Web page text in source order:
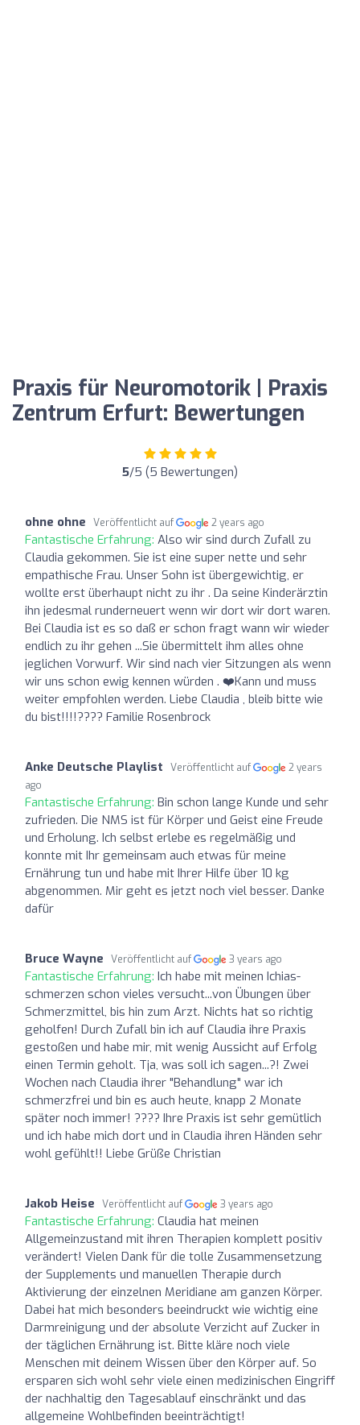
Praxis für Neuromotorik | Praxis
Zentrum Erfurt: Bewertungen
5/5 (5 Bewertungen)
ohne ohne Veröffentlicht auf 2 years ago
Fantastische Erfahrung: Also wir sind durch Zufall zu
Claudia gekommen. Sie ist eine super nette und sehr
empathische Frau. Unser Sohn ist übergewichtig, er
wollte erst überhaupt nicht zu ihr . Da seine Kinderärztin
ihn jedesmal runderneuert wenn wir dort wir dort waren.
Bei Claudia ist es so daß er schon fragt wann wir wieder
endlich zu ihr gehen ...Sie übermittelt ihm alles ohne
jeglichen Vorwurf. Wir sind nach vier Sitzungen als wenn
wir uns schon ewig kennen würden . ❤️Kann und muss
weiter empfohlen werden. Liebe Claudia , bleib bitte wie
du bist!!!!???? Familie Rosenbrock
Anke Deutsche Playlist Veröffentlicht auf
2 years
ago
Fantastische Erfahrung: Bin schon lange Kunde und sehr
zufrieden. Die NMS ist für Körper und Geist eine Freude
und Erholung. Ich selbst erlebe es regelmäßig und
konnte mit Ihr gemeinsam auch etwas für meine
Ernährung tun und habe mit Ihrer Hilfe über 10 kg
abgenommen. Mir geht es jetzt noch viel besser. Danke
dafür
Bruce Wayne Veröffentlicht auf 3 years ago
Fantastische Erfahrung: Ich habe mit meinen Ichias-
schmerzen schon vieles versucht...von Übungen über
Schmerzmittel, bis hin zum Arzt. Nichts hat so richtig
geholfen! Durch Zufall bin ich auf Claudia ihre Praxis
gestoßen und habe mir, mit wenig Aussicht auf Erfolg
einen Termin geholt. Tja, was soll ich sagen...?! Zwei
Wochen nach Claudia ihrer "Behandlung" war ich
schmerzfrei und bin es auch heute, knapp 2 Monate
später noch immer! ???? Ihre Praxis ist sehr gemütlich
und ich habe mich dort und in Claudia ihren Händen sehr
wohl gefühlt!! Liebe Grüße Christian
Jakob Heise Veröffentlicht auf 3 years ago
Fantastische Erfahrung: Claudia hat meinen
Allgemeinzustand mit ihren Therapien komplett positiv
verändert! Vielen Dank für die tolle Zusammensetzung
der Supplements und manuellen Therapie durch
Aktivierung der einzelnen Meridiane am ganzen Körper.
Dabei hat mich besonders beeindruckt wie wichtig eine
Darmreinigung und der absolute Verzicht auf Zucker in
der täglichen Ernährung ist. Bitte kläre noch viele
Menschen mit deinem Wissen über den Körper auf. So
ersparen sich wohl sehr viele einen medizinischen Eingriff
der nachhaltig den Tagesablauf einschränkt und das
allgemeine Wohlbefinden beeinträchtigt!